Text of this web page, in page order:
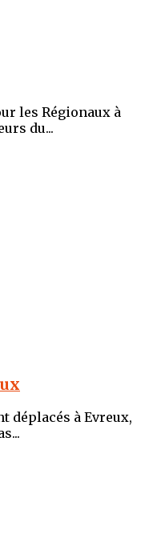
les Régionaux à
du...
déplacés à Evreux,